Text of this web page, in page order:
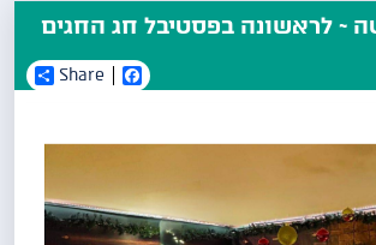
~ לראשונה בפסטיבל חג החגים
Share Facebook